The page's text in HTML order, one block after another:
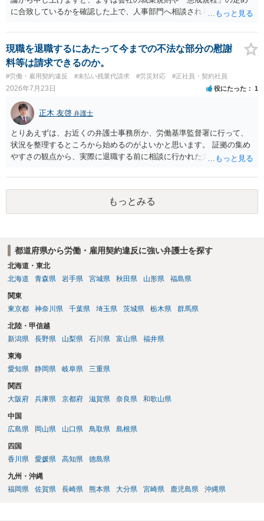
に合致しているかを確認した上で、人事部門へ相談されることが最優
ものの、重い懲戒処分の対象には十分なり得ます。 名誉や評価の回復
については、会社側に「部下の不正行為による情報漏洩」と正式に認
定させ、誤認した他部署への適切なフォローや周知を求めるのが有効
です。 あるいは、懲戒があったことを社内で周知される手続があるの
ならば、それにより軽微ながら回復はできるかもしれません。 さらに
個人としても、相手に対してプライバシー侵害等に基づく損害賠償
（慰謝料）を請求する選択肢がありえます（ただし、金額は多額にな
らない可能性があります。）。
現職を退職するにあたって今までの不法な部分の慰謝
料等は請求できるのか。
#労働・雇用契約違反 #未払い残業代請求 #労災対応 #正社員・契約社員
2026年7月23日 役にたった 1
正木 友啓 弁護士
とりあえずは、お近くの弁護士事務所か、労働基準監督署に行って、
状況を整理するところから始めるのがよいかと思います。 証拠の集め
やすさの観点から、実際に退職する前に相談に行かれた方がよいかと
もっとみる
都道府県から労働・雇用契約違反に強い弁護士を探す
北海道・東北
北海道
青森県 岩手県 宮城県 秋田県 山形県 福島県
関東
東京都
神奈川県 千葉県 埼玉県 茨城県 栃木県 群馬県
北陸・甲信越
新潟県
長野県 山梨県 石川県 富山県 福井県
東海
愛知県
静岡県 岐阜県 三重県
関西
大阪府
兵庫県 京都府 滋賀県 奈良県 和歌山県
中国
広島県
岡山県 山口県 鳥取県 島根県
四国
香川県
愛媛県 高知県 徳島県
九州・沖縄
福岡県
佐賀県 長崎県 熊本県 大分県 宮崎県 鹿児島県 沖縄県